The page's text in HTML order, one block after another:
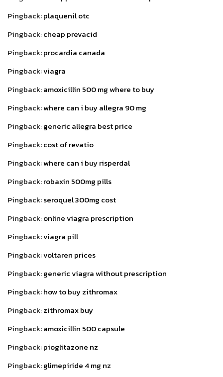
Pingback:plaquenil otc
Pingback:cheap prevacid
Pingback:procardia canada
Pingback:viagra
Pingback:amoxicillin 500 mg where to buy
Pingback:where can i buy allegra 90 mg
Pingback:generic allegra best price
Pingback:cost of revatio
Pingback:where can i buy risperdal
Pingback:robaxin 500mg pills
Pingback:seroquel 300mg cost
Pingback:online viagra prescription
Pingback:viagra pill
Pingback:voltaren prices
Pingback:generic viagra without prescription
Pingback:how to buy zithromax
Pingback:zithromax buy
Pingback:amoxicillin 500 capsule
Pingback:pioglitazone nz
Pingback:glimepiride 4 mg nz